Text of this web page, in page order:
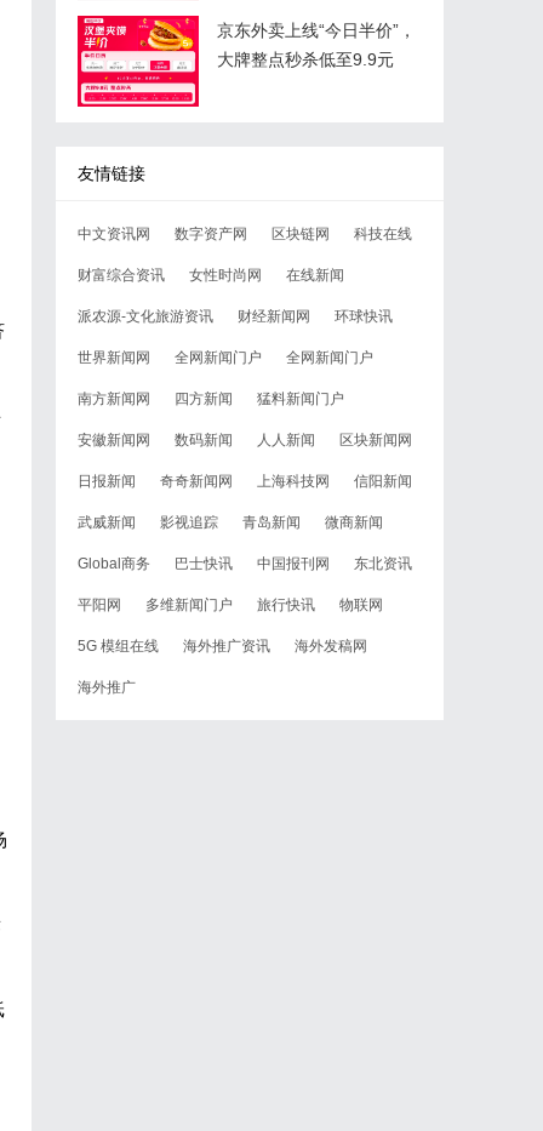
京东外卖上线“今日半价”，
大牌整点秒杀低至9.9元
友情链接
中文资讯网 数字资产网 区块链网 科技在线
财富综合资讯 女性时尚网 在线新闻
派农源-文化旅游资讯 财经新闻网 环球快讯
世界新闻网 全网新闻门户 全网新闻门户
南方新闻网 四方新闻 猛料新闻门户
安徽新闻网 数码新闻 人人新闻 区块新闻网
日报新闻 奇奇新闻网 上海科技网 信阳新闻
武威新闻 影视追踪 青岛新闻 微商新闻
Global商务 巴士快讯 中国报刊网 东北资讯
平阳网 多维新闻门户 旅行快讯 物联网
5G 模组在线 海外推广资讯 海外发稿网
海外推广